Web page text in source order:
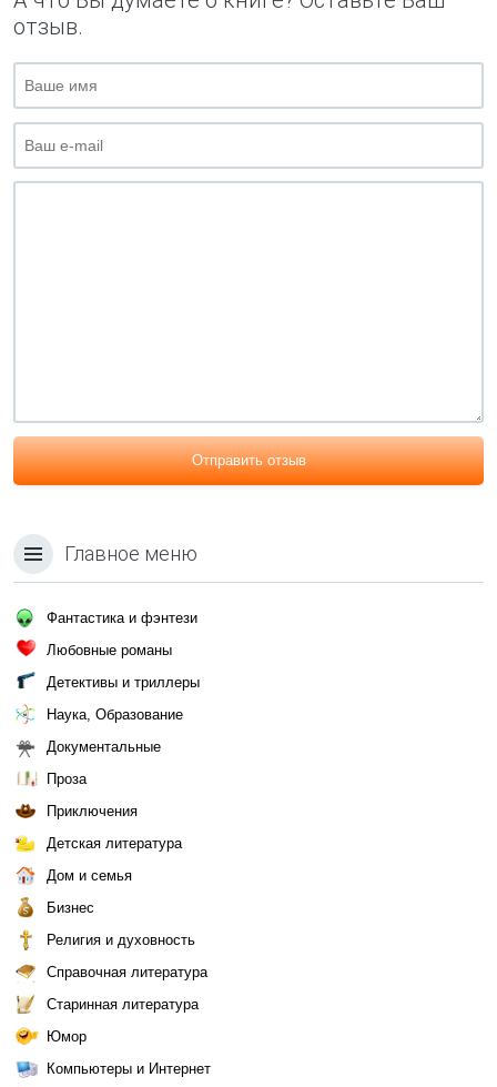
отзыв.
Отправить отзыв
Главное меню
Фантастика и фэнтези
Любовные романы
Детективы и триллеры
Наука, Образование
Документальные
Проза
Приключения
Детская литература
Дом и семья
Бизнес
Религия и духовность
Справочная литература
Старинная литература
Юмор
Компьютеры и Интернет